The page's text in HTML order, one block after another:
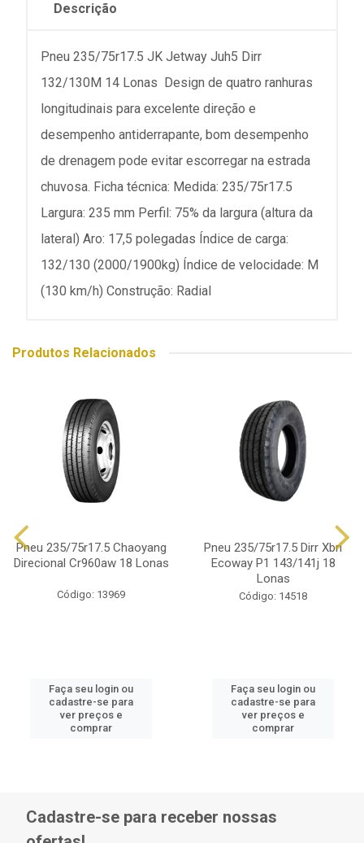
Descrição
Pneu 235/75r17.5 JK Jetway Juh5 Dirr
132/130M 14 Lonas Design de quatro ranhuras
longitudinais para excelente direção e
desempenho antiderrapante, bom desempenho
de drenagem pode evitar escorregar na estrada
chuvosa. Ficha técnica: Medida: 235/75r17.5
Largura: 235 mm Perfil: 75% da largura (altura da
lateral) Aro: 17,5 polegadas Índice de carga:
132/130 (2000/1900kg) Índice de velocidade: M
(130 km/h) Construção: Radial
Produtos Relacionados
Pneu 235/75r17.5 Chaoyang
Direcional Cr960aw 18 Lonas
Código: 13969
Faça seu login ou
cadastre-se para
ver preços e
comprar
Pneu 235/75r17.5 Dirr Xbri
Ecoway P1 143/141j 18
Lonas
Código: 14518
Faça seu login ou
cadastre-se para
ver preços e
comprar
Cadastre-se para receber nossas